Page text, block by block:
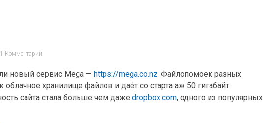
1 Комментарий
новый сервис Mega — https://mega.co.nz. Файлопомоек разных
хранилище файлов и даёт со старта аж 50 гигабайт
сайта стала больше чем даже dropbox.com, одного из популярных